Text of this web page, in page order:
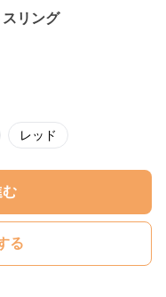
リング
レッド
む
る